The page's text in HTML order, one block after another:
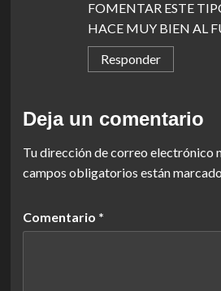
FOMENTAR ESTE
HACE MUY BIEN AL
Responder
Deja un comentario
Tu dirección de correo electrónico
campos obligatorios están
Comentario *